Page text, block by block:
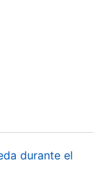
durante el